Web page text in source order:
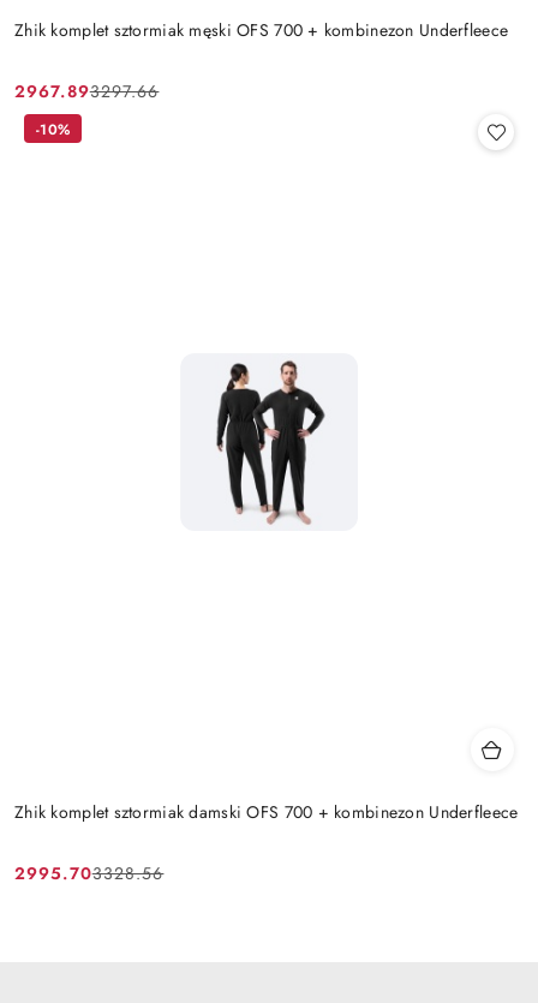
Zhik komplet sztormiak męski OFS 700 + kombinezon Underfleece
Cena
promocyjna:
2967.89
Cena
przed
3297.66
Zhik komplet sztormiak damski OFS 700 + kombinezon Underfleece
Cena
2995.70
Cena
3328.56
-10%